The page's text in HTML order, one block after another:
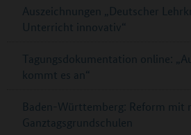
Auszeichnungen „Deutscher
Unterricht innovativ“
Tagungsdokumentation online:
kommt es an“
Baden-Württemberg: Reform mit
Ganztagsgrundschulen